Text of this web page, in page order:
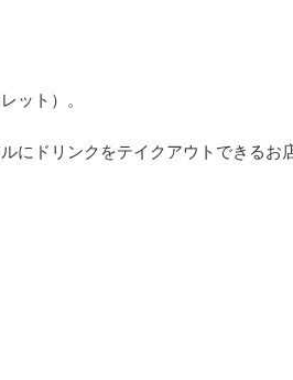
ット）。
ドリンクをテイクアウトできる